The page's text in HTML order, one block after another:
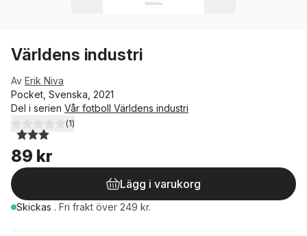
Världens industri
Av Erik Niva
Pocket, Svenska, 2021
Del i serien Vår fotboll Världens industri
3,0utav 5 stjärnor. Totalt antal röster:
(1)
89 kr
Lägg i varukorg
Skickas . Fri frakt över 249 kr.